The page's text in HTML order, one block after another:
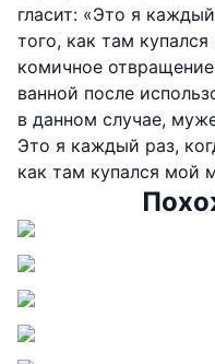
гласит: «Это я
того, как там
комичное
ванной после
в данном случае,
Это я каждый раз,
как там купался мой